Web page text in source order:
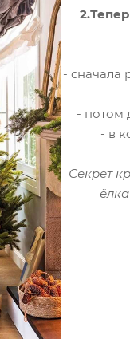
- сначала
- потом
- в
Секрет